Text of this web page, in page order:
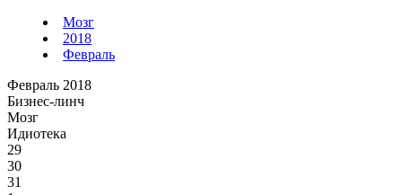
Мозг
2018
Февраль
Февраль 2018
Бизнес-линч
Мозг
Идиотека
29
30
31